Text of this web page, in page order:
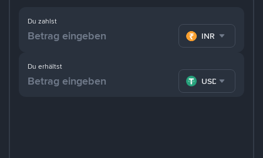
Du zahlst
INR
Du erhältst
USDT